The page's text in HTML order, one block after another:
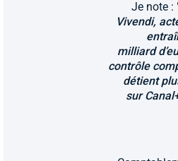
Je note :
Vivendi,
milliard
contrôle
détient
sur